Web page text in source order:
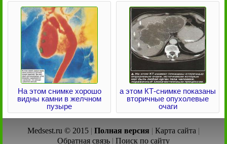
На этом снимке хорошо
видны камни в желчном
пузыре
а этом КТ-снимке показаны
вторичные опухолевые
очаги
Medsest.ru © 2015 | Полная версия | Карта сайта |
Обратная связь | Поиск по сайту